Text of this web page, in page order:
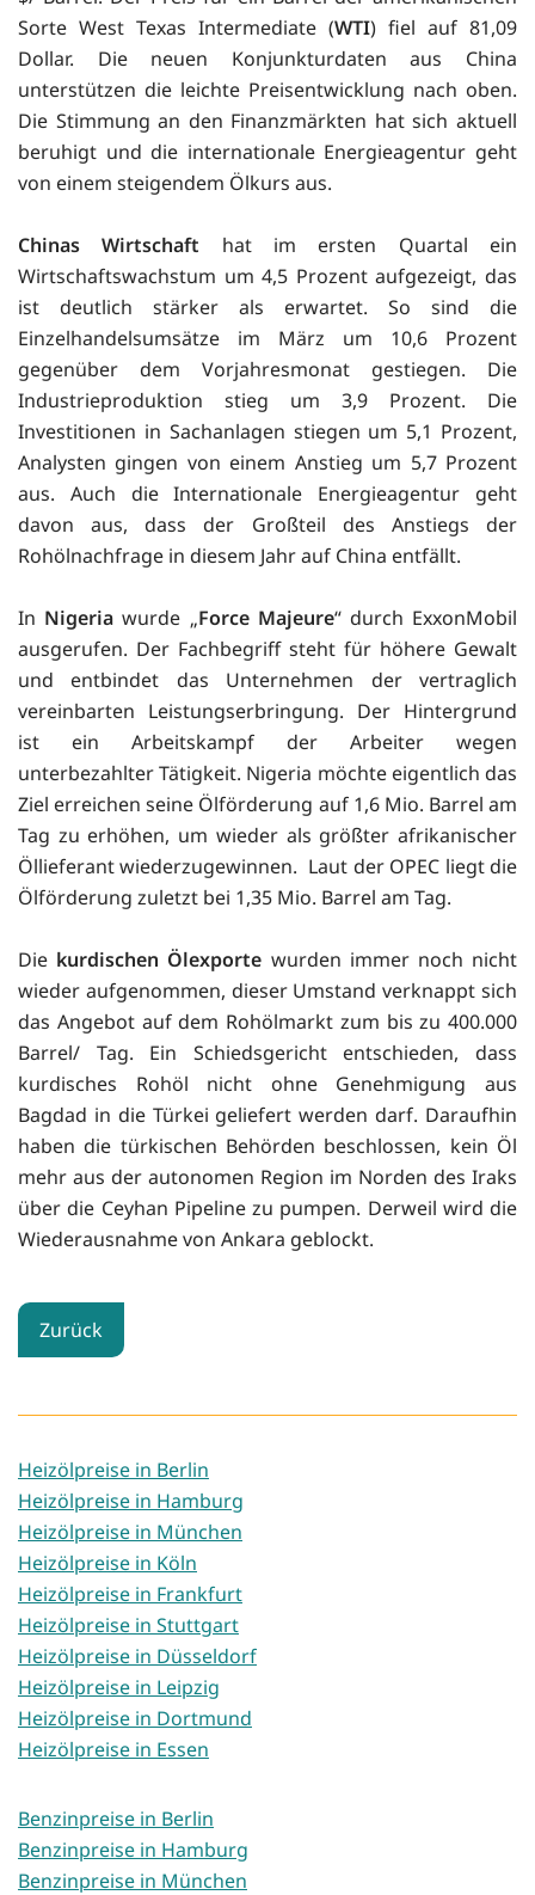
Sorte West Texas Intermediate (WTI) fiel auf 81,09
Dollar. Die neuen Konjunkturdaten aus China
unterstützen die leichte Preisentwicklung nach oben.
Die Stimmung an den Finanzmärkten hat sich aktuell
beruhigt und die internationale Energieagentur geht
von einem steigendem Ölkurs aus.
Chinas Wirtschaft hat im ersten Quartal ein
Wirtschaftswachstum um 4,5 Prozent aufgezeigt, das
ist deutlich stärker als erwartet. So sind die
Einzelhandelsumsätze im März um 10,6 Prozent
gegenüber dem Vorjahresmonat gestiegen. Die
Industrieproduktion stieg um 3,9 Prozent. Die
Investitionen in Sachanlagen stiegen um 5,1 Prozent,
Analysten gingen von einem Anstieg um 5,7 Prozent
aus. Auch die Internationale Energieagentur geht
davon aus, dass der Großteil des Anstiegs der
Rohölnachfrage in diesem Jahr auf China entfällt.
In Nigeria wurde „Force Majeure“ durch ExxonMobil
ausgerufen. Der Fachbegriff steht für höhere Gewalt
und entbindet das Unternehmen der vertraglich
vereinbarten Leistungserbringung. Der Hintergrund
ist ein Arbeitskampf der Arbeiter wegen
unterbezahlter Tätigkeit. Nigeria möchte eigentlich das
Ziel erreichen seine Ölförderung auf 1,6 Mio. Barrel am
Tag zu erhöhen, um wieder als größter afrikanischer
Öllieferant wiederzugewinnen. Laut der OPEC liegt die
Ölförderung zuletzt bei 1,35 Mio. Barrel am Tag.
Die kurdischen Ölexporte wurden immer noch nicht
wieder aufgenommen, dieser Umstand verknappt sich
das Angebot auf dem Rohölmarkt zum bis zu 400.000
Barrel/ Tag. Ein Schiedsgericht entschieden, dass
kurdisches Rohöl nicht ohne Genehmigung aus
Bagdad in die Türkei geliefert werden darf. Daraufhin
haben die türkischen Behörden beschlossen, kein Öl
mehr aus der autonomen Region im Norden des Iraks
über die Ceyhan Pipeline zu pumpen. Derweil wird die
Wiederausnahme von Ankara geblockt.
Zurück
Heizölpreise in Berlin
Heizölpreise in Hamburg
Heizölpreise in München
Heizölpreise in Köln
Heizölpreise in Frankfurt
Heizölpreise in Stuttgart
Heizölpreise in Düsseldorf
Heizölpreise in Leipzig
Heizölpreise in Dortmund
Heizölpreise in Essen
Benzinpreise in Berlin
Benzinpreise in Hamburg
Benzinpreise in München